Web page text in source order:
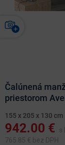
Čalúnená
priestorom
155 x 205 x 130 cm
942.00 €
s
765.85 € bez DPH